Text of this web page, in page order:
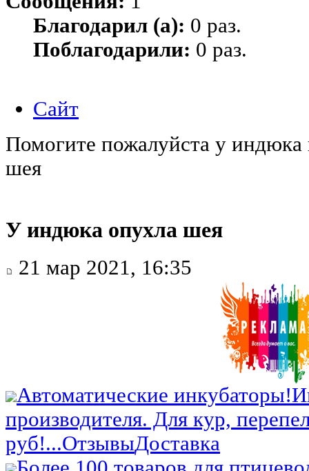
Благодарил (а): 0 раз.
Поблагодарили: 0 раз.
Сайт
Помогите пожалуйста у индюка
шея
У индюка опухла шея
21 мар 2021, 16:35
Автоматические инкубаторы!
производителя. Для кур,
руб!...ОтзывыДоставка